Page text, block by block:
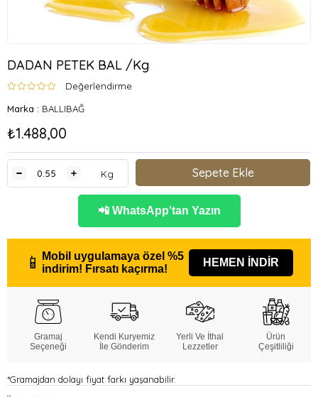
DADAN PETEK BAL /Kg
Değerlendirme
Marka : BALLIBAĞ
₺1.488,00
Kg
📲 WhatsApp'tan Yazın
📱 Mobil uygulamaya özel %5
indirim! Fırsatı kaçırma!
HEMEN İNDİR
Gramaj
Seçeneği
Kendi Kuryemiz
İle Gönderim
Yerli Ve İthal
Lezzetler
Ürün
Çeşitliliği
*Gramajdan dolayı fiyat farkı yaşanabilir.